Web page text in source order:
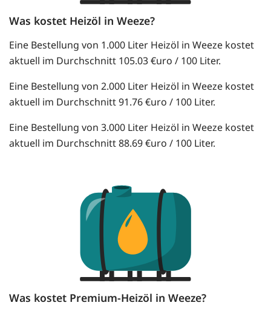
Was kostet Heizöl in Weeze?
Eine Bestellung von 1.000 Liter Heizöl in Weeze kostet
aktuell im Durchschnitt 105.03 €uro / 100 Liter.
Eine Bestellung von 2.000 Liter Heizöl in Weeze kostet
aktuell im Durchschnitt 91.76 €uro / 100 Liter.
Eine Bestellung von 3.000 Liter Heizöl in Weeze kostet
aktuell im Durchschnitt 88.69 €uro / 100 Liter.
Was kostet Premium-Heizöl in Weeze?